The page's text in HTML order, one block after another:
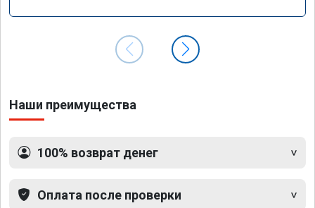
Наши преимущества
100% возврат денег
Оплата после проверки